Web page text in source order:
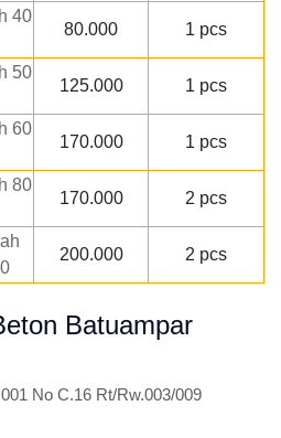
40
80.000 1 pcs
50
125.000 1 pcs
60
170.000 1 pcs
80
170.000 2 pcs
200.000 2 pcs
Batuampar
No C.16 Rt/Rw.003/009